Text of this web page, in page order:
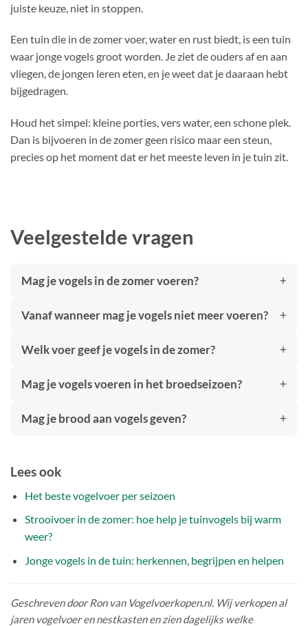
juiste keuze, niet in stoppen.
Een tuin die in de zomer voer, water en rust biedt, is een tuin
waar jonge vogels groot worden. Je ziet de ouders af en aan
vliegen, de jongen leren eten, en je weet dat je daaraan hebt
bijgedragen.
Houd het simpel: kleine porties, vers water, een schone plek.
Dan is bijvoeren in de zomer geen risico maar een steun,
precies op het moment dat er het meeste leven in je tuin zit.
Veelgestelde vragen
Mag je vogels in de zomer voeren?
Vanaf wanneer mag je vogels niet meer voeren?
Welk voer geef je vogels in de zomer?
Mag je vogels voeren in het broedseizoen?
Mag je brood aan vogels geven?
Lees ook
Het beste vogelvoer per seizoen
Strooivoer in de zomer: hoe help je tuinvogels bij warm
weer?
Jonge vogels in de tuin: herkennen, begrijpen en helpen
Geschreven door Ron van Vogelvoerkopen.nl. Wij verkopen al
jaren vogelvoer en nestkasten en zien dagelijks welke